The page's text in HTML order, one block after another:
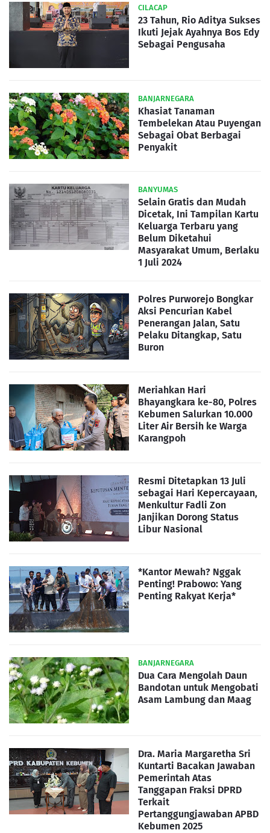
CILACAP
23 Tahun, Rio Aditya Sukses
Ikuti Jejak Ayahnya Bos Edy
Sebagai Pengusaha
BANJARNEGARA
Khasiat Tanaman
Tembelekan Atau Puyengan
Sebagai Obat Berbagai
Penyakit
BANYUMAS
Selain Gratis dan Mudah
Dicetak, Ini Tampilan Kartu
Keluarga Terbaru yang
Belum Diketahui
Masyarakat Umum, Berlaku
1 Juli 2024
Polres Purworejo Bongkar
Aksi Pencurian Kabel
Penerangan Jalan, Satu
Pelaku Ditangkap, Satu
Buron
Meriahkan Hari
Bhayangkara ke-80, Polres
Kebumen Salurkan 10.000
Liter Air Bersih ke Warga
Karangpoh
Resmi Ditetapkan 13 Juli
sebagai Hari Kepercayaan,
Menkultur Fadli Zon
Janjikan Dorong Status
Libur Nasional
*Kantor Mewah? Nggak
Penting! Prabowo: Yang
Penting Rakyat Kerja*
BANJARNEGARA
Dua Cara Mengolah Daun
Bandotan untuk Mengobati
Asam Lambung dan Maag
Dra. Maria Margaretha Sri
Kuntarti Bacakan Jawaban
Pemerintah Atas
Tanggapan Fraksi DPRD
Terkait
Pertanggungjawaban APBD
Kebumen 2025